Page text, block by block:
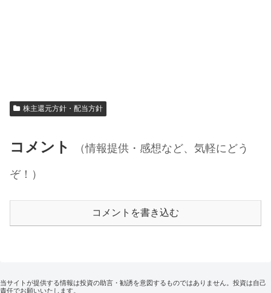
株主還元方針・配当方針
コメント
（情報提供・感想など、気軽にどう
ぞ！）
コメントを書き込む
当サイトが提供する情報は投資の助言・勧誘を意図するものではありません。投資は自己
責任でお願いいたします。